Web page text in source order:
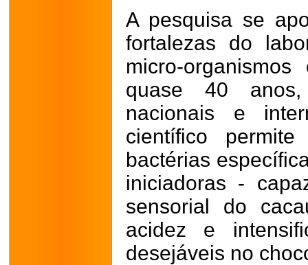
A pesquisa se
fortalezas do
micro-
quase 40
nacionais e
científico
bactérias
iniciadoras -
sensorial do
acidez e
desejáveis no